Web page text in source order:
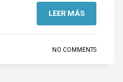
LEER MÁS
NO COMMENTS